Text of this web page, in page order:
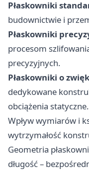
Płaskowniki
budownictwie i
Płaskowniki
procesom
precyzyjnych.
Płaskowniki o
dedykowane
obciążenia statyczne.
Wpływ wymiarów i
wytrzymałość
Geometria
długość –